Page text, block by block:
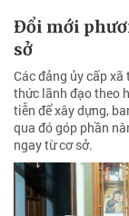
Đổi mới
sở
Các đảng ủy cấp
thức lãnh đạo theo
tiễn để xây dựng,
qua đó góp phần
ngay từ cơ sở.